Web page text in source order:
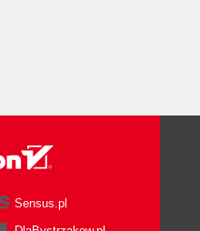
Sensus.pl